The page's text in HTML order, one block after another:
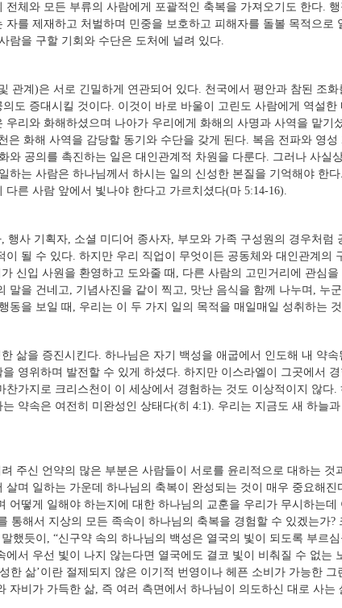
전체와 모든 부류의 사람에게 포괄적인 축복을 가져오기도 한다.
자를 제재하고 처벌하며 민중을 보호하고 피해자를 돌볼 목적으로
람을 구할 기회와 수단은 도처에 널려 있다.
관계)은 서로 긴밀하게 연관되어 있다. 천국에서 평안과 참된 조화
도 증대시킬 것이다. 이것이 바로 바울이 고린도 사람에게 역설한
우리와 화해하셨으며 나아가 우리에게 화해의 사명과 사역을 맡기
은 화해 사역을 감당할 동기와 수단을 갖게 된다. 복음 전파와 영성
와 공의를 촉진하는 일은 대인관계적 차원을 다룬다. 그러나 사실
하는 사람은 하나님께서 하시는 일의 신성한 본질을 기억해야 한
른 사람 앞에서 빛나야 한다고 가르치셨다(마 5:14-16).
사 기획자, 소셜 미디어 종사자, 부모와 가족 구성원의 경우처럼
될 수 있다. 하지만 우리 직업이 무엇이든 공동체와 대인관계의
신입 사원을 환영하고 도와줄 때, 다른 사람의 고민거리에 관심을
말을 건네고, 기념사진을 같이 찍고, 맛난 음식을 함께 나누며, 누군
동을 보일 때, 우리는 이 두 가지 일의 목적을 매일매일 성취하는
삶을 증진시킨다. 하나님은 자기 백성을 애굽에서 인도해 내 약속
영위하며 발전할 수 있게 하셨다. 하지만 이스라엘이 그곳에서
찬가지로 크리스천이 이 세상에서 경험하는 것도 이상적이지 않다.
약속은 여전히 미완성인 상태다(히 4:1). 우리는 지금도 새 하늘과
주신 언약의 많은 부분은 사람들이 서로를 윤리적으로 대하는 것
살며 일하는 가운데 하나님의 축복이 완성되는 것이 매우 중요해진
어떻게 일해야 하는지에 대한 하나님의 교훈을 우리가 무시하는데
통해서 지상의 모든 족속이 하나님의 축복을 경험할 수 있겠는가?
말했듯이, “신구약 속의 하나님의 백성은 열국의 빛이 되도록 부르
서 우선 빛이 나지 않는다면 열국에도 결코 빛이 비춰질 수 없는
한 삶’이란 절제되지 않은 이기적 번영이나 헤픈 소비가 가능한 그
자비가 가득한 삶, 즉 여러 측면에서 하나님이 의도하신 대로 사는